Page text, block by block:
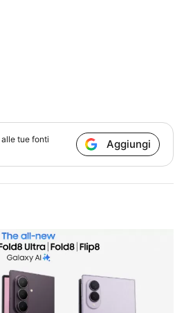
alle tue fonti
Aggiungi